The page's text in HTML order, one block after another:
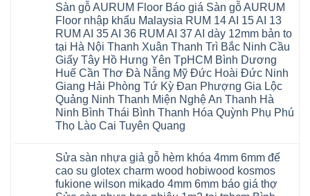
Sàn gỗ AURUM Floor Báo giá Sàn gỗ AURUM
Floor nhập khẩu Malaysia RUM 14 AI 15 AI 13
RUM AI 35 AI 36 RUM AI 37 AI dày 12mm bản to
tại Hà Nội Thanh Xuân Thanh Trì Bắc Ninh Cầu
Giấy Tây Hồ Hưng Yên TpHCM Bình Dương
Huế Cần Thơ Đà Nẵng Mỹ Đức Hoài Đức Ninh
Giang Hải Phòng Tứ Kỳ Đan Phượng Gia Lộc
Quảng Ninh Thanh Miện Nghệ An Thanh Hà
Ninh Bình Thái Bình Thanh Hóa Quỳnh Phụ Phú
Thọ Lào Cai Tuyên Quang
bình
luận
ở
Sàn
gỗ
Sửa sàn nhựa giả gỗ hèm khóa 4mm 6mm đế
cao su glotex charm wood hobiwood kosmos
fukione wilson mikado 4mm 6mm báo giá thợ